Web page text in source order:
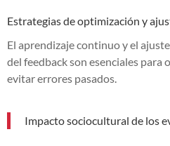
Estrategias de optimización y
El aprendizaje continuo y el
del feedback son esenciales
evitar errores pasados.
Impacto sociocultural de los